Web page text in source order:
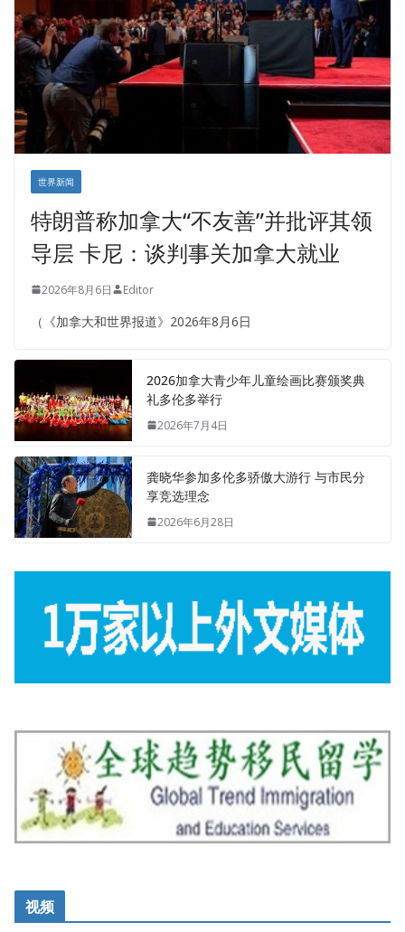
世界新闻
特朗普称加拿大“不友善”并批评其领
导层 卡尼：谈判事关加拿大就业
2026年8月6日 Editor
（《加拿大和世界报道》2026年8月6日
2026加拿大青少年儿童绘画比赛颁奖典
礼多伦多举行
2026年7月4日
龚晓华参加多伦多骄傲大游行 与市民分
享竞选理念
2026年6月28日
视频